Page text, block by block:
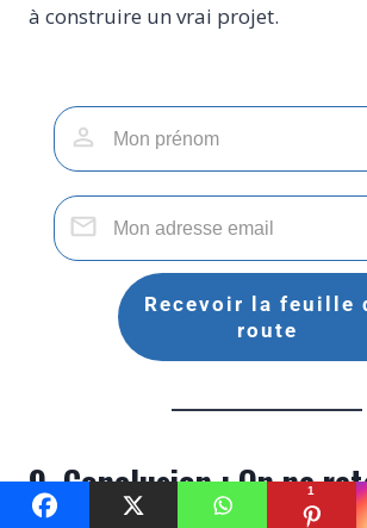
à construire un vrai projet.
Recevoir la feuille
route
9. Conclusion : On ne
1